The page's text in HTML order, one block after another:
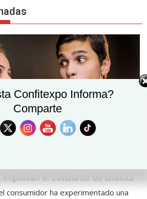
impulsan el consumo de snacks
consumidor ha experimentado una
Confitexpo Informa?
Comparte